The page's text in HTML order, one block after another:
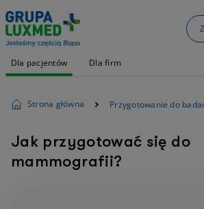
Dla pacjentów Dla firm
Strona główna Przygotowanie do
Jak przygotować się do
mammografii?